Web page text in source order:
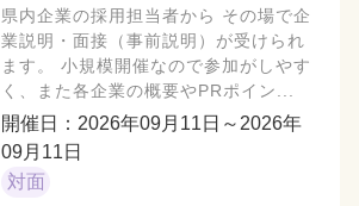
県内企業の採用担当者から その場で企
業説明・面接（事前説明）が受けられ
ます。 小規模開催なので参加がしやす
く、また各企業の概要やPRポイン...
開催日：2026年09月11日～2026年
09月11日
対面